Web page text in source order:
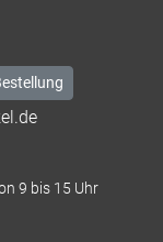
9 bis 15 Uhr